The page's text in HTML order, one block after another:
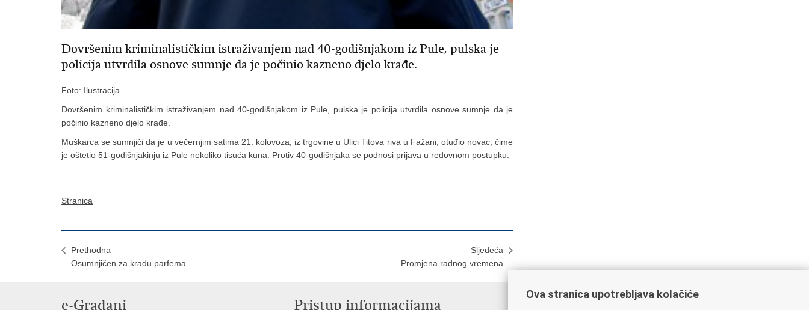
Dovršenim kriminalističkim istraživanjem nad 40-godišnjakom iz Pule, pulska je
policija utvrdila osnove sumnje da je počinio kazneno djelo krađe.
Foto: Ilustracija
Dovršenim kriminalističkim istraživanjem nad 40-godišnjakom iz Pule, pulska je policija utvrdila osnove sumnje da je
počinio kazneno djelo krađe.
Muškarca se sumnjiči da je u večernjim satima 21. kolovoza, iz trgovine u Ulici Titova riva u Fažani, otuđio novac, čime
je oštetio 51-godišnjakinju iz Pule nekoliko tisuća kuna. Protiv 40-godišnjaka se podnosi prijava u redovnom postupku.
Stranica
Prethodna
Osumnjičen za krađu parfema
Sljedeća
Promjena radnog vremena
e-Građani Pristup informacijama Važne poveznice
Ova stranica upotrebljava kolačiće